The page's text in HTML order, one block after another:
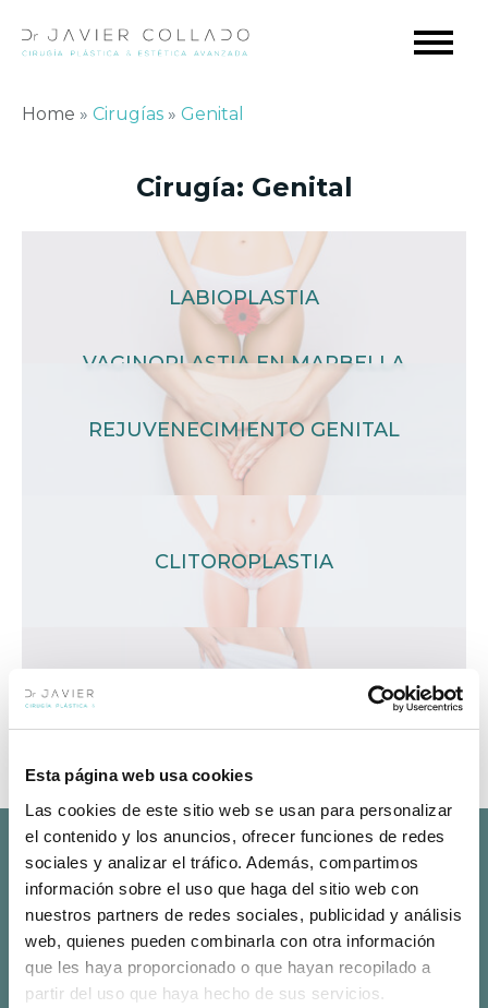
Esta página web usa cookies
Las cookies de este sitio web se usan para personalizar
el contenido y los anuncios, ofrecer funciones de redes
sociales y analizar el tráfico. Además, compartimos
información sobre el uso que haga del sitio web con
nuestros partners de redes sociales, publicidad y análisis
web, quienes pueden combinarla con otra información
que les haya proporcionado o que hayan recopilado a
partir del uso que haya hecho de sus servicios.
Home » Cirugías » Genital
Cirugía: Genital
LABIOPLASTIA
VAGINOPLASTIA EN MARBELLA
REJUVENECIMIENTO GENITAL
CLITOROPLASTIA
ESTRECHAMIENTO VAGINAL
Málaga
Hospital Vithas Málaga
Avda. del Pintor Joaquín Sorolla, 2, 29016 Málaga
+34 622 247 662
info@doctorjaviercollado.com
Marbella
Hospital Quirón de Marbella